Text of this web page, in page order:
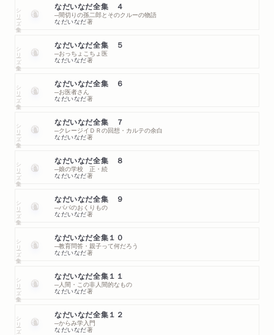
シリーズ・全集 なだいなだ全集 ４
─間切りの孫二郎とそのクルーの物語
なだいなだ著
シリーズ・全集 なだいなだ全集 ５
─おっちょこちょ医
なだいなだ著
シリーズ・全集 なだいなだ全集 ６
─お医者さん
なだいなだ著
シリーズ・全集 なだいなだ全集 ７
─クレージイＤＲの回想・カルテの余白
なだいなだ著
シリーズ・全集 なだいなだ全集 ８
─娘の学校 正・続
なだいなだ著
シリーズ・全集 なだいなだ全集 ９
─パパのおくりもの
なだいなだ著
シリーズ・全集 なだいなだ全集１０
─教育問答・親子って何だろう
なだいなだ著
シリーズ・全集 なだいなだ全集１１
─人間・この非人間的なもの
なだいなだ著
シリーズ・全集 なだいなだ全集１２
─からみ学入門
なだいなだ著